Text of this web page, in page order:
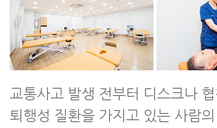
교통사고병원에서 알려주는 교통사
은 분이 잘 모르는 이야기
교통사고 한방치료 (교통사고치료)
교통사고후병원 잘 고르는 법 7가지
교통사고 후 입원 병원 어떻게 고르
교통사고 발생 전부터 디스크나
퇴행성 질환을 가지고 있는 사람